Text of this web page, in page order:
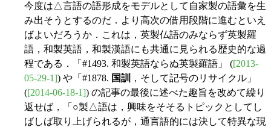
今度は△言語の語形成をモデルとして自家製の語彙を生
み出そうとするのだ．より高次の借用段階に進むといえ
ばよいだろうか．これは，英製仏語のみならず英製羅
語，和製英語，和製漢語にも共通に見られる歴史的な過
程である．「#1493. 和製英語ならぬ英製羅語」 ([2013-
05-29-1]) や「#1878. 国訓
，そして記号のリサイクル」
([2014-06-18-1]) の記事の最後に述べた趣旨を改めて繰り
返せば，「○製△語は，興味をそそるトピックとしてし
ばしば取り上げられるが，通言語的には決して特異な現